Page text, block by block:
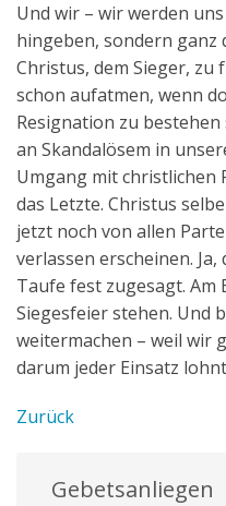
Und wir – wir werden
hingeben, sondern ganz
Christus, dem Sieger,
schon aufatmen, wenn
Resignation zu
an Skandalösem in
Umgang mit christlichen
das Letzte. Christus
jetzt noch von allen
verlassen erscheinen.
Taufe fest zugesagt. Am
Siegesfeier stehen. Und
weitermachen – weil wir
darum jeder Einsatz
Zurück
Gebetsanliegen